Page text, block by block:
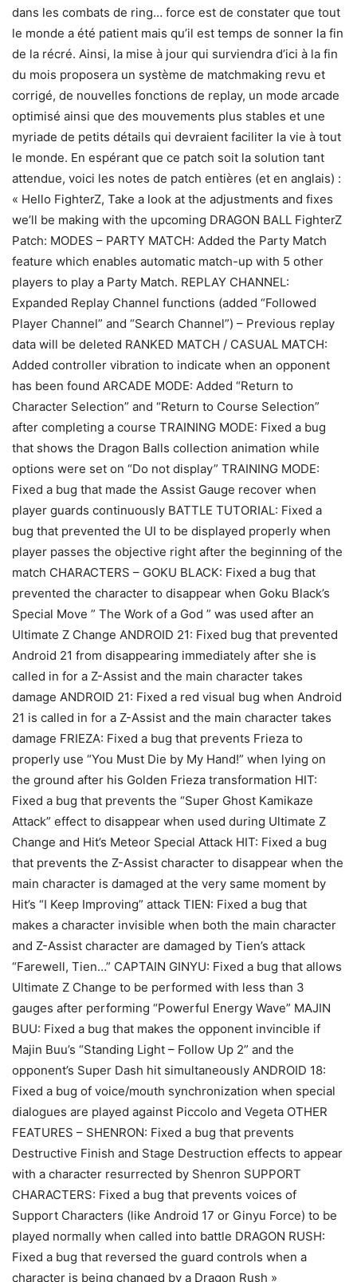
dans les combats de ring… force est de constater que tout
le monde a été patient mais qu’il est temps de sonner la fin
de la récré. Ainsi, la mise à jour qui surviendra d’ici à la fin
du mois proposera un système de matchmaking revu et
corrigé, de nouvelles fonctions de replay, un mode arcade
optimisé ainsi que des mouvements plus stables et une
myriade de petits détails qui devraient faciliter la vie à tout
le monde. En espérant que ce patch soit la solution tant
attendue, voici les notes de patch entières (et en anglais) :
« Hello FighterZ, Take a look at the adjustments and fixes
we’ll be making with the upcoming DRAGON BALL FighterZ
Patch: MODES – PARTY MATCH: Added the Party Match
feature which enables automatic match-up with 5 other
players to play a Party Match. REPLAY CHANNEL:
Expanded Replay Channel functions (added “Followed
Player Channel” and “Search Channel”) – Previous replay
data will be deleted RANKED MATCH / CASUAL MATCH:
Added controller vibration to indicate when an opponent
has been found ARCADE MODE: Added “Return to
Character Selection” and “Return to Course Selection”
after completing a course TRAINING MODE: Fixed a bug
that shows the Dragon Balls collection animation while
options were set on “Do not display” TRAINING MODE:
Fixed a bug that made the Assist Gauge recover when
player guards continuously BATTLE TUTORIAL: Fixed a
bug that prevented the UI to be displayed properly when
player passes the objective right after the beginning of the
match CHARACTERS – GOKU BLACK: Fixed a bug that
prevented the character to disappear when Goku Black’s
Special Move ” The Work of a God ” was used after an
Ultimate Z Change ANDROID 21: Fixed bug that prevented
Android 21 from disappearing immediately after she is
called in for a Z-Assist and the main character takes
damage ANDROID 21: Fixed a red visual bug when Android
21 is called in for a Z-Assist and the main character takes
damage FRIEZA: Fixed a bug that prevents Frieza to
properly use “You Must Die by My Hand!” when lying on
the ground after his Golden Frieza transformation HIT:
Fixed a bug that prevents the “Super Ghost Kamikaze
Attack” effect to disappear when used during Ultimate Z
Change and Hit’s Meteor Special Attack HIT: Fixed a bug
that prevents the Z-Assist character to disappear when the
main character is damaged at the very same moment by
Hit’s “I Keep Improving” attack TIEN: Fixed a bug that
makes a character invisible when both the main character
and Z-Assist character are damaged by Tien’s attack
“Farewell, Tien…” CAPTAIN GINYU: Fixed a bug that allows
Ultimate Z Change to be performed with less than 3
gauges after performing “Powerful Energy Wave” MAJIN
BUU: Fixed a bug that makes the opponent invincible if
Majin Buu’s “Standing Light – Follow Up 2” and the
opponent’s Super Dash hit simultaneously ANDROID 18:
Fixed a bug of voice/mouth synchronization when special
dialogues are played against Piccolo and Vegeta OTHER
FEATURES – SHENRON: Fixed a bug that prevents
Destructive Finish and Stage Destruction effects to appear
with a character resurrected by Shenron SUPPORT
CHARACTERS: Fixed a bug that prevents voices of
Support Characters (like Android 17 or Ginyu Force) to be
played normally when called into battle DRAGON RUSH:
Fixed a bug that reversed the guard controls when a
character is being changed by a Dragon Rush »